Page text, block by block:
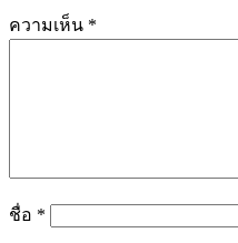
ความเห็น *
ชื่อ *